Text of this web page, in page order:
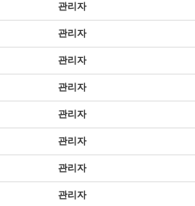
관리자
관리자
관리자
관리자
관리자
관리자
관리자
관리자